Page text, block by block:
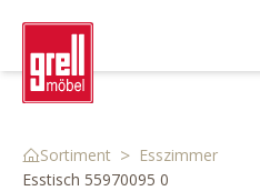
Sortiment > Esszimmer
Esstisch 55970095 0